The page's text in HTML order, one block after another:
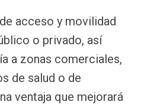
acceso y movilidad
o privado, así
a zonas comerciales,
de salud o de
ventaja que mejorará